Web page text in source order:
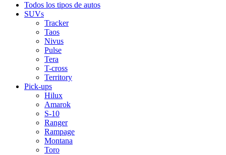
Todos los tipos de autos
SUVs
Tracker
Taos
Nivus
Pulse
Tera
T-cross
Territory
Pick-ups
Hilux
Amarok
S-10
Ranger
Rampage
Montana
Toro